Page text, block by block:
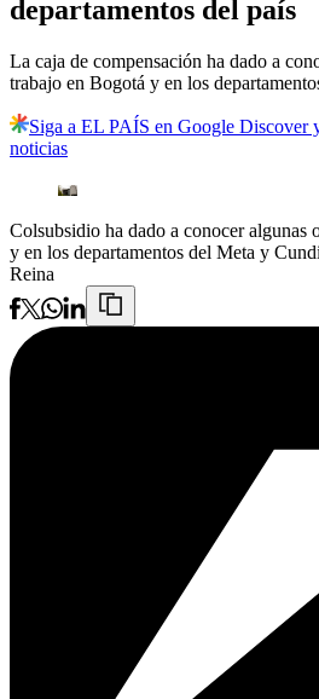
departamentos del país
La caja de compensación ha dado a
trabajo en Bogotá y en los
Siga a EL PAÍS en Google Discover
noticias
Colsubsidio ha dado a conocer algunas
y en los departamentos del Meta y
Reina